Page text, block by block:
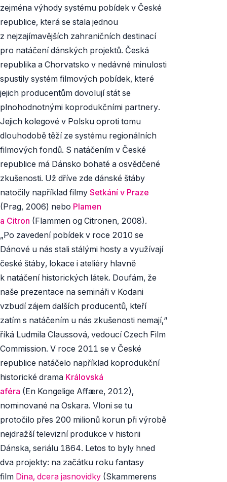
zejména výhody systému pobídek v České
republice, která se stala jednou
z nejzajímavějších zahraničních destinací
pro natáčení dánských projektů. Česká
republika a Chorvatsko v nedávné minulosti
spustily systém filmových pobídek, které
jejich producentům dovolují stát se
plnohodnotnými koprodukčními partnery.
Jejich kolegové v Polsku oproti tomu
dlouhodobě těží ze systému regionálních
filmových fondů. S natáčením v České
republice má Dánsko bohaté a osvědčené
zkušenosti. Už dříve zde dánské štáby
natočily například filmy Setkání v Praze
(Prag, 2006) nebo Plamen
a Citron (Flammen og Citronen, 2008).
„Po zavedení pobídek v roce 2010 se
Dánové u nás stali stálými hosty a využívají
české štáby, lokace i ateliéry hlavně
k natáčení historických látek. Doufám, že
naše prezentace na semináři v Kodani
vzbudí zájem dalších producentů, kteří
zatím s natáčením u nás zkušenosti nemají,“
říká Ludmila Claussová, vedoucí Czech Film
Commission. V roce 2011 se v České
republice natáčelo například koprodukční
historické drama Královská
aféra (En Kongelige Affære, 2012),
nominované na Oskara. Vloni se tu
protočilo přes 200 milionů korun při výrobě
nejdražší televizní produkce v historii
Dánska, seriálu 1864. Letos to byly hned
dva projekty: na začátku roku fantasy
film Dina, dcera jasnovidky (Skammerens